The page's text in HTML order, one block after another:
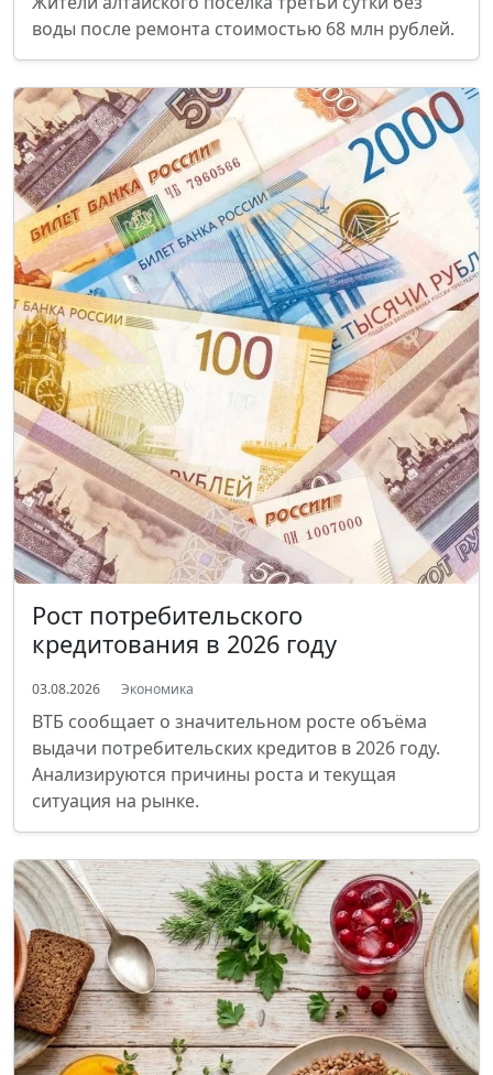
воды после ремонта стоимостью 68 млн рублей.
Рост потребительского
кредитования в 2026 году
03.08.2026 Экономика
ВТБ сообщает о значительном росте объёма
выдачи потребительских кредитов в 2026 году.
Анализируются причины роста и текущая
ситуация на рынке.